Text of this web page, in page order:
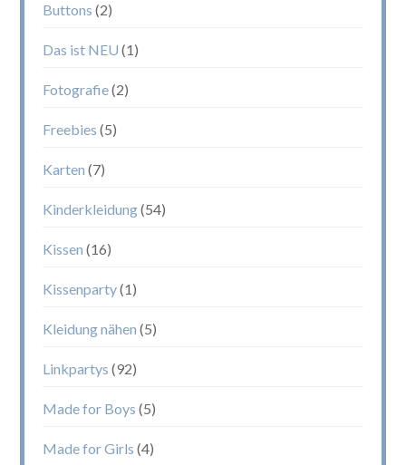
Buttons (2)
Das ist NEU (1)
Fotografie(2)
Freebies (5)
Karten (7)
Kinderkleidung(54)
Kissen (16)
Kissenparty(1)
Kleidung nähen (5)
Linkpartys (92)
Made for Boys (5)
Made for Girls (4)